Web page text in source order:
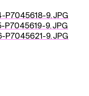
P7045618-9.JPG
P7045619-9.JPG
P7045621-9.JPG